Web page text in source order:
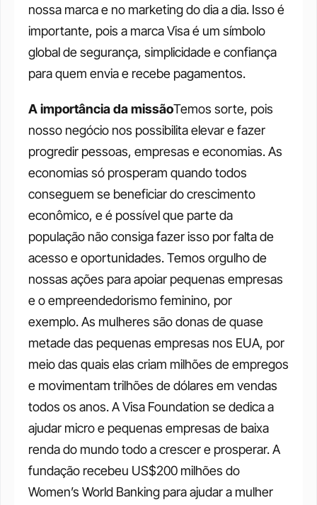
nossa marca e no marketing do dia a dia. Isso é
importante, pois a marca Visa é um símbolo
global de segurança, simplicidade e confiança
para quem envia e recebe pagamentos.
A importância da missãoTemos sorte, pois
nosso negócio nos possibilita elevar e fazer
progredir pessoas, empresas e economias. As
economias só prosperam quando todos
conseguem se beneficiar do crescimento
econômico, e é possível que parte da
população não consiga fazer isso por falta de
acesso e oportunidades. Temos orgulho de
nossas ações para apoiar pequenas empresas
e o empreendedorismo feminino, por
exemplo. As mulheres são donas de quase
metade das pequenas empresas nos EUA, por
meio das quais elas criam milhões de empregos
e movimentam trilhões de dólares em vendas
todos os anos. A Visa Foundation se dedica a
ajudar micro e pequenas empresas de baixa
renda do mundo todo a crescer e prosperar. A
fundação recebeu US$200 milhões do
Women’s World Banking para ajudar a mulher